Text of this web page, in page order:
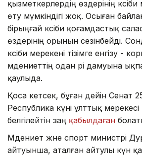
қызметкерлердің өздерінің
өту мүмкіндігі жоқ. Осыған
бірыңғай кәсіби қоғамдастық
өздерінің орынын сезінбейді.
кәсіби мерекені тізімге енгізу -
мәдениеттің одан әрі дамуына
қаулыда.
Қоса кетсек, бұған дейін Сенат
Республика күні ұлттық мерекесі
белгілейтін заң қабылдаған
Мәдениет және спорт министрі
айтуынша, аталған айтулы күн